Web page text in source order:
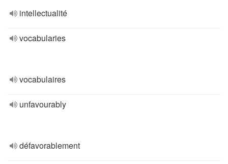
intellectualité
vocabularies
vocabulaires
unfavourably
défavorablement